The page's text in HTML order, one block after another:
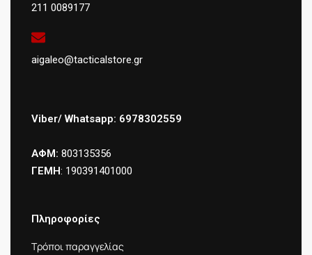
211 0089177
aigaleo@tacticalstore.gr
Viber/ Whatsapp: 6978302559
ΑΦΜ: 803135356
ΓΕΜΗ: 190391401000
Πληροφορίες
Τρόποι παραγγελίας